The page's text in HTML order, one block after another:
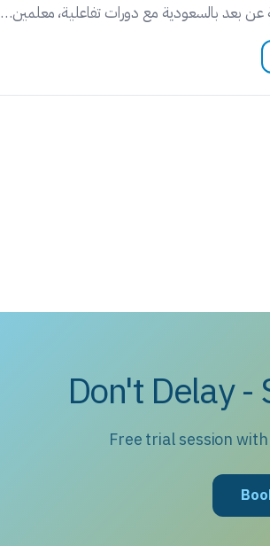
عن بعد بالسعودية مع دورات تفاعلية، معلمين…
Don't Delay
Free trial session